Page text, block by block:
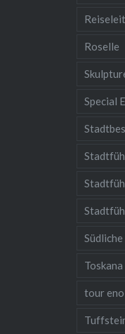
Roselle
Special
Toskana
tour